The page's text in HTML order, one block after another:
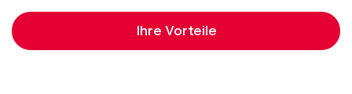
Ihre Vorteile